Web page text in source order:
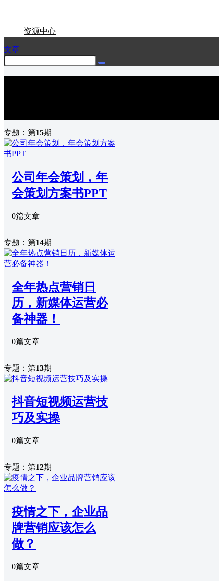
资源中心
文章
专题：第15期
公司年会策划，年
会策划方案书PPT
0篇文章
专题：第14期
全年热点营销日
历，新媒体运营必
备神器！
0篇文章
专题：第13期
抖音短视频运营技
巧及实操
0篇文章
专题：第12期
疫情之下，企业品
牌营销应该怎么
做？
0篇文章